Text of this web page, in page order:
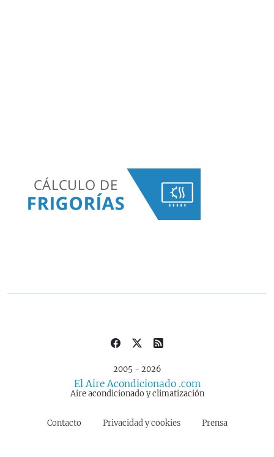
2005 - 2026
El Aire Acondicionado .com
Aire acondicionado y climatización
Contacto Privacidad y cookies Prensa